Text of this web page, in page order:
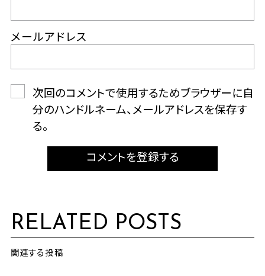
メールアドレス
次回のコメントで使用するためブラウザーに自
分のハンドルネーム、メールアドレスを保存す
る。
コメントを登録する
RELATED POSTS
関連する投稿